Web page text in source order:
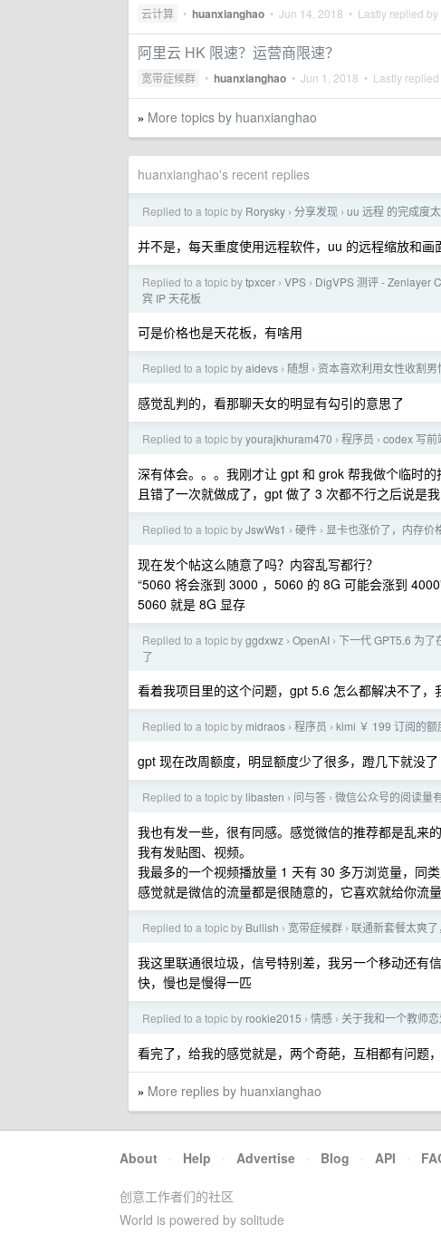
云计算 • huanxianghao • Jun 14, 2018 • Lastly replied by
阿里云 HK 限速？运营商限速？
宽带症候群 • huanxianghao • Jun 1, 2018 • Lastly
» More topics by huanxianghao
huanxianghao's recent replies
Replied to a topic by Rorysky › 分享发现 › uu 远程 的完成度
并不是，每天重度使用远程软件，uu 的远程缩放和
Replied to a topic bytpxcer › VPS › DigVPS 测评 - Zenlayer
宾 IP 天花板
可是价格也是天花板，有啥用
Replied to a topic byaidevs › 随想 › 资本喜欢利用女性收割
感觉乱判的，看那聊天女的明显有勾引的意思了
Replied to a topic byyourajkhuram470 › 程序员 › codex 写前
深有体会。。。我刚才让 gpt 和 grok 帮我做个临时
且错了一次就做成了，gpt 做了 3 次都不行之后说是我
Replied to a topic byJswWs1 › 硬件 › 显卡也涨价了，内存价
现在发个帖这么随意了吗？内容乱写都行？
“5060 将会涨到 3000 ，5060 的 8G 可能会涨到
5060 就是 8G 显存
Replied to a topic byggdxwz › OpenAI › 下一代 GPT5.6 为
了
看着我项目里的这个问题，gpt 5.6 怎么都解决不了，
Replied to a topic by midraos › 程序员 › kimi ￥ 199 订阅的额
gpt 现在改周额度，明显额度少了很多，蹬几下就没了
Replied to a topic by libasten › 问与答 › 微信公众号的阅读量
我也有发一些，很有同感。感觉微信的推荐都是乱来的
我有发贴图、视频。
我最多的一个视频播放量 1 天有 30 多万浏览量，同
感觉就是微信的流量都是很随意的，它喜欢就给你流
Replied to a topic by Bullish › 宽带症候群 › 联通新套餐太爽了
我这里联通很垃圾，信号特别差，我另一个移动还有
快，慢也是慢得一匹
Replied to a topic by rookie2015 › 情感 › 关于我和一个教师
看完了，给我的感觉就是，两个奇葩，互相都有问题
» More replies by huanxianghao
About · Help · Advertise · Blog · API ·
创意工作者们的社区
World is powered by solitude